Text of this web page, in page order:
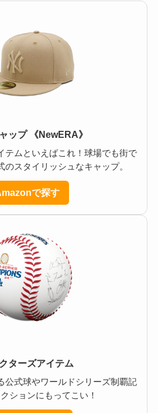
ップ 《NewERA》
テムといえばこれ！球場でも街で
のスタイリッシュなキャップ。
で探す
ターズアイテム
公式球やワールドシリーズ制覇記
ションにもってこい！